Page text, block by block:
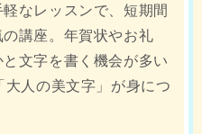
なレッスンで、短期間
講座。年賀状やお礼
文字を書く機会が多い
人の美文字」が身につ